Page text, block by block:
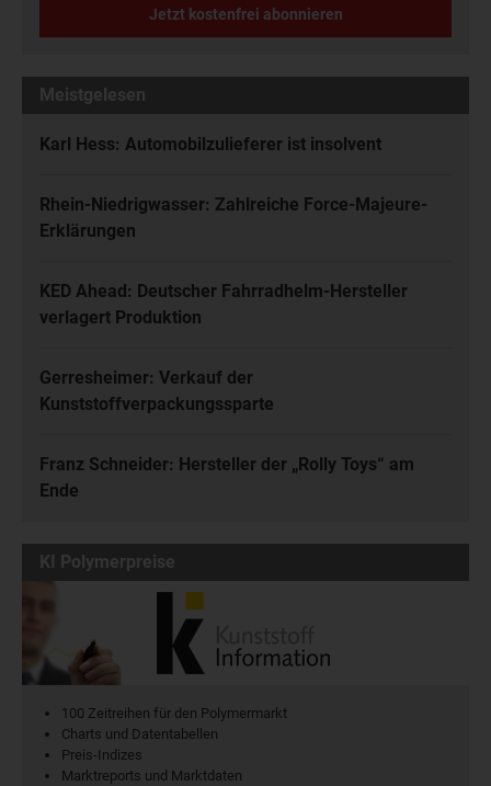
Jetzt kostenfrei abonnieren
Meistgelesen
Karl Hess: Automobilzulieferer ist insolvent
Rhein-Niedrigwasser: Zahlreiche Force-Majeure-
Erklärungen
KED Ahead: Deutscher Fahrradhelm-Hersteller
verlagert Produktion
Gerresheimer: Verkauf der
Kunststoffverpackungssparte
Franz Schneider: Hersteller der „Rolly Toys“ am
Ende
KI Polymerpreise
100 Zeitreihen für den Polymermarkt
Charts und Datentabellen
Preis-Indizes
Marktreports und Marktdaten